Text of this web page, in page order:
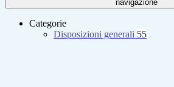
navigazione
Categorie
Disposizioni generali 55